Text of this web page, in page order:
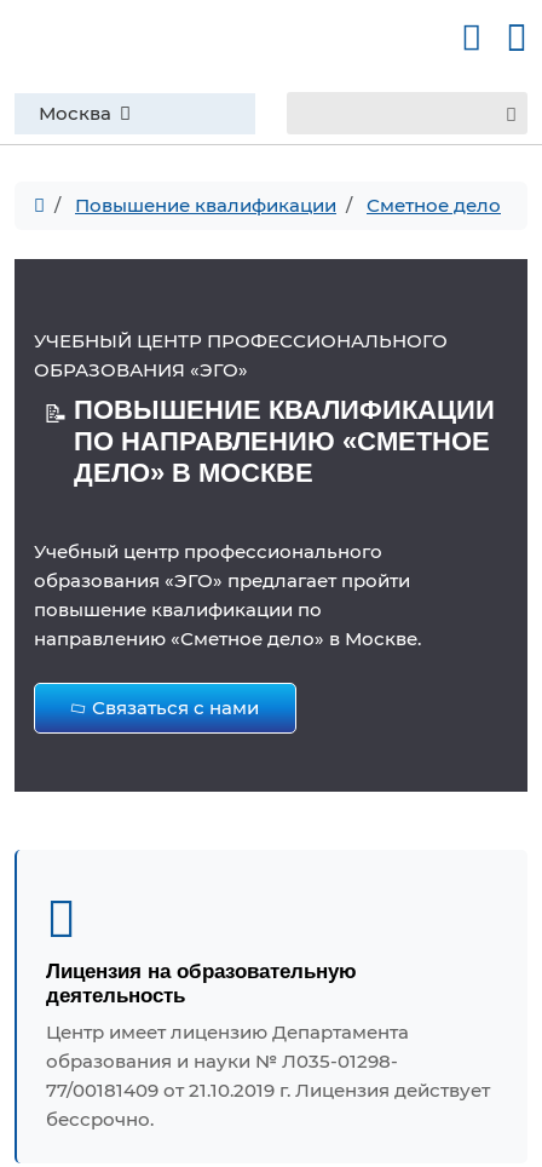
Москва
Повышение квалификации Сметное дело
УЧЕБНЫЙ ЦЕНТР ПРОФЕССИОНАЛЬНОГО
ОБРАЗОВАНИЯ «ЭГО»
📝 ПОВЫШЕНИЕ КВАЛИФИКАЦИИ
ПО НАПРАВЛЕНИЮ «СМЕТНОЕ
ДЕЛО» В МОСКВЕ
Учебный центр профессионального
образования «ЭГО» предлагает пройти
повышение квалификации по
направлению «Сметное дело» в Москве.
Связаться с нами
Лицензия на образовательную
деятельность
Центр имеет лицензию Департамента
образования и науки № Л035-01298-
77/00181409 от 21.10.2019 г. Лицензия действует
бессрочно.